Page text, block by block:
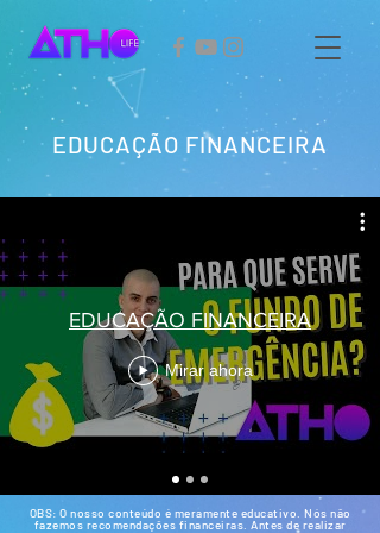
EDUCAÇÃO FINANCEIRA
EDUCAÇÃO FINANCEIRA
Mirar ahora
OBS: O nosso conteúdo é meramente educativo. Nós não
fazemos recomendações financeiras. Antes de realizar